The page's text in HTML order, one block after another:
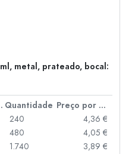
metal, prateado, bocal:
Quantidade
Preço por peça
240
4,36 €
480
4,05 €
1.740
3,89 €